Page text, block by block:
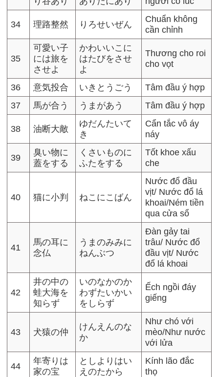
34 理路整然 りろせいぜん
Chuẩn không
cần chỉnh
35
可愛い子
には旅を
させよ
かわいいこに
はたびをさせ
よ
Thương cho roi
cho vọt
36 意気投合 いきとうごう
Tâm đầu ý hợp
37
馬が合う うまがあう Tâm đầu ý hợp
38 油断大敵
ゆだんたいて
き
Cẩn tắc vô áy
náy
39
臭い物に
蓋をする
くさいものに
ふたをする
Tốt khoe xấu
che
40 猫に小判 ねこにこばん
Nước đổ đầu
vịt/ Nước đổ lá
khoai/Ném tiền
qua cửa sổ
41
馬の耳に
念仏
うまのみみに
ねんぶつ
Đàn gảy tai
trâu/ Nước đổ
đầu vịt/ Nước
đổ lá khoai
42
井の中の
蛙大海を
知らず
いのなかのか
わずたいかい
をしらず
Ếch ngồi đáy
giếng
43 犬猿の仲
けんえんのな
か
Như chó với
mèo/Như nước
với lửa
44
年寄りは
家の宝
としよりはい
えのたから
Kính lão đắc
thọ